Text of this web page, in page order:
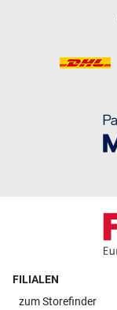
FILIALEN
zumStorefinder